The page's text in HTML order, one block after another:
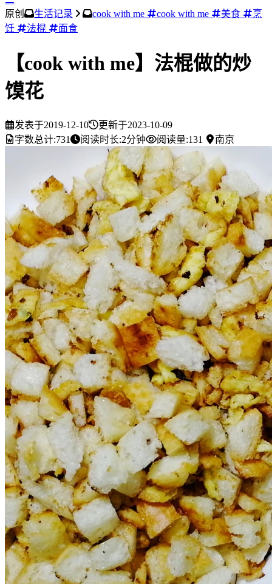
原创 生活记录 cook with me cook with me 美食
烹
饪
法棍 面食
【cook with me】法棍做的炒
馍花
发表于2019-12-10 更新于2023-10-09
字数总计:731 阅读时长:2分钟 阅读量:131 南京